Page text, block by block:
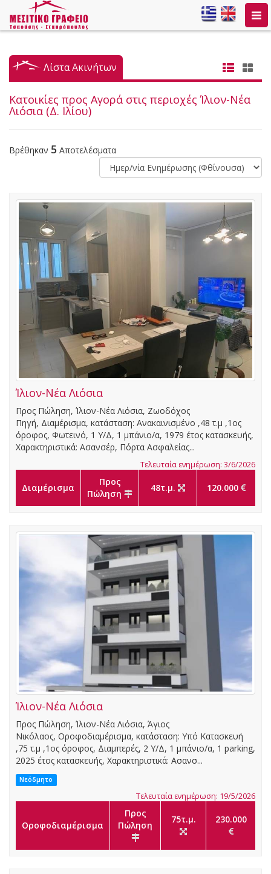
Λίστα Ακινήτων
Κατοικίες προς Αγορά στις περιοχές Ίλιον-Νέα
Λιόσια (Δ. Ιλίου)
Βρέθηκαν 5 Αποτελέσματα
Ίλιον-Νέα Λιόσια
Προς Πώληση, Ίλιον-Νέα Λιόσια, Ζωοδόχος
Πηγή, Διαμέρισμα, κατάσταση: Ανακαινισμένο ,48 τ.μ ,1ος
όροφος, Φωτεινό, 1 Υ/Δ, 1 μπάνιο/α, 1979 έτος κατασκευής,
Χαρακτηριστικά: Ασανσέρ, Πόρτα Ασφαλείας...
Τελευταία ενημέρωση: 3/6/2026
Διαμέρισμα
Προς
Πώληση
48τ.μ. 120.000
Ίλιον-Νέα Λιόσια
Προς Πώληση, Ίλιον-Νέα Λιόσια, Άγιος
Νικόλαος, Οροφοδιαμέρισμα, κατάσταση: Υπό Κατασκευή
,75 τ.μ ,1ος όροφος, Διαμπερές, 2 Υ/Δ, 1 μπάνιο/α, 1 parking,
2025 έτος κατασκευής, Χαρακτηριστικά: Ασανσ...
Νεόδμητο
Τελευταία ενημέρωση: 19/5/2026
Οροφοδιαμέρισμα
Προς
Πώληση
75τ.μ. 230.000